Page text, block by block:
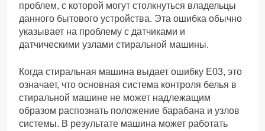
проблем, с которой могут столкнуться владельцы
данного бытового устройства. Эта ошибка обычно
указывает на проблему с датчиками и
датчическими узлами стиральной машины.
Когда стиральная машина выдает ошибку Е03, это
означает, что основная система контроля белья в
стиральной машине не может надлежащим
образом распознать положение барабана и узлов
системы. В результате машина может работать